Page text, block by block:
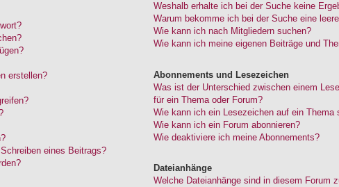
erstellen?
eines Beitrags?
Weshalb erhalte ich bei der Suche keine
Warum bekomme ich bei der Suche eine
Wie kann ich nach Mitgliedern suchen?
Wie kann ich meine eigenen Beiträge und
Abonnements und Lesezeichen
Was ist der Unterschied zwischen einem
für ein Thema oder Forum?
Wie kann ich ein Lesezeichen auf ein Thema
Wie kann ich ein Forum abonnieren?
Wie deaktiviere ich meine Abonnements?
Dateianhänge
Welche Dateianhänge sind in diesem Forum